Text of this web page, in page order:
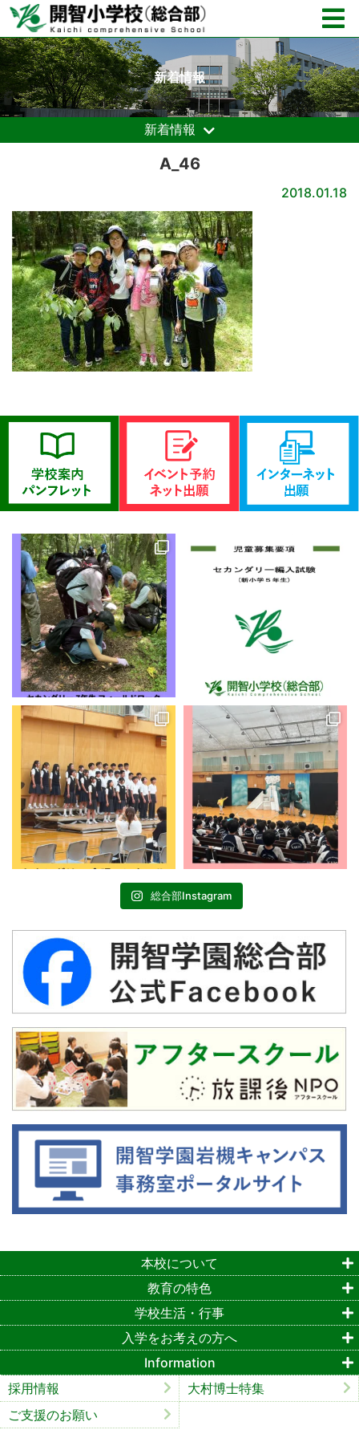
新着情報
新着情報
A_46
2018.01.18
総合部Instagram
本校について
教育の特色
学校生活・行事
入学をお考えの方へ
Information
採用情報
大村博士特集
ご支援のお願い